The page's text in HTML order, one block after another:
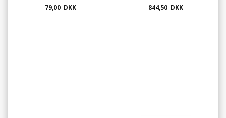
79,00 DKK
101cm lineal.
844,50 DKK